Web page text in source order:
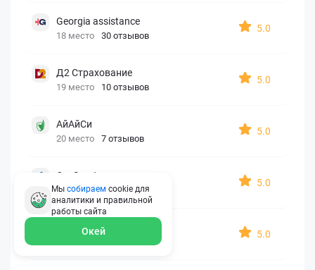
Georgia assistance
18 место 30 отзывов
5.0
Д2 Страхование
19 место 10 отзывов
5.0
АйАйСи
20 место 7 отзывов
5.0
OxySport
21 место 6 отзывов
5.0
ERGO AXA
5.0
Мы собираем cookie для
аналитики и правильной
работы сайта
Окей